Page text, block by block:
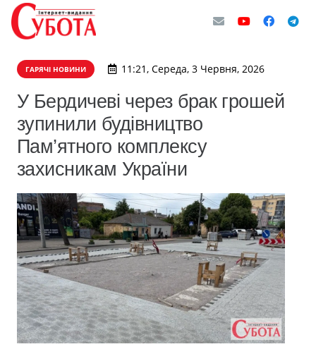
ГАРЯЧІ НОВИНИ 11:21, Середа, 3 Червня, 2026
У Бердичеві через брак грошей
зупинили будівництво
Пам’ятного комплексу
захисникам України